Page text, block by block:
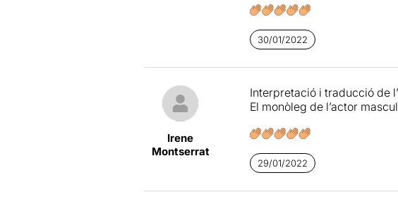
30/01/2022
Irene
Montserrat
Interpretació i traducció de
El monòleg de l’actor
29/01/2022